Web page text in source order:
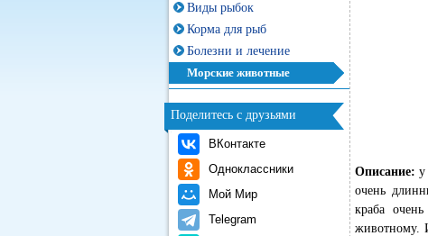
Виды рыбок
Корма для рыб
Болезни и лечение
Морские животные
Поделитесь с друзьями
ВКонтакте
Одноклассники
Мой Мир
Telegram
Описание:у
очень
краба
животному.